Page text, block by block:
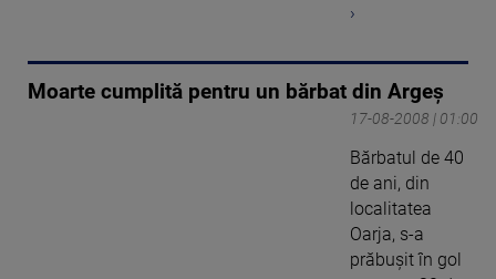
›
Moarte cumplită pentru un bărbat din Argeş
17-08-2008 | 01:00
Bărbatul de 40
de ani, din
localitatea
Oarja, s-a
prăbuşit în gol